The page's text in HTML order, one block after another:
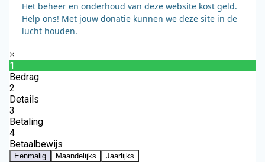
Het beheer en onderhoud van deze website kost geld.
Help ons! Met jouw donatie kunnen we deze site in de
lucht houden.